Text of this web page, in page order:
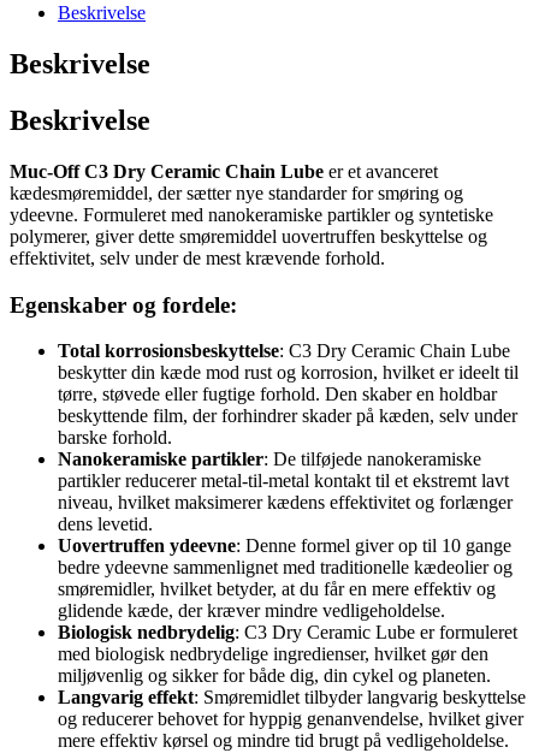
Beskrivelse
Beskrivelse
Beskrivelse
Muc-Off C3 Dry Ceramic Chain Lube er et avanceret
kædesmøremiddel, der sætter nye standarder for smøring og
ydeevne. Formuleret med nanokeramiske partikler og syntetiske
polymerer, giver dette smøremiddel uovertruffen beskyttelse og
effektivitet, selv under de mest krævende forhold.
Egenskaber og fordele:
Total korrosionsbeskyttelse: C3 Dry Ceramic Chain Lube
beskytter din kæde mod rust og korrosion, hvilket er ideelt til
tørre, støvede eller fugtige forhold. Den skaber en holdbar
beskyttende film, der forhindrer skader på kæden, selv under
barske forhold.
Nanokeramiske partikler: De tilføjede nanokeramiske
partikler reducerer metal-til-metal kontakt til et ekstremt lavt
niveau, hvilket maksimerer kædens effektivitet og forlænger
dens levetid.
Uovertruffen ydeevne: Denne formel giver op til 10 gange
bedre ydeevne sammenlignet med traditionelle kædeolier og
smøremidler, hvilket betyder, at du får en mere effektiv og
glidende kæde, der kræver mindre vedligeholdelse.
Biologisk nedbrydelig: C3 Dry Ceramic Lube er formuleret
med biologisk nedbrydelige ingredienser, hvilket gør den
miljøvenlig og sikker for både dig, din cykel og planeten.
Langvarig effekt: Smøremidlet tilbyder langvarig beskyttelse
og reducerer behovet for hyppig genanvendelse, hvilket giver
mere effektiv kørsel og mindre tid brugt på vedligeholdelse.